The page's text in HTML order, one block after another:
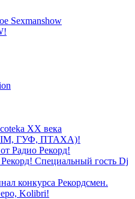
Sexmanshow
XX века
ГУФ, ПТАХА)!
Радио Рекорд!
Специальный гость Dj
конкурса Рекордсмен.
Kolibri!